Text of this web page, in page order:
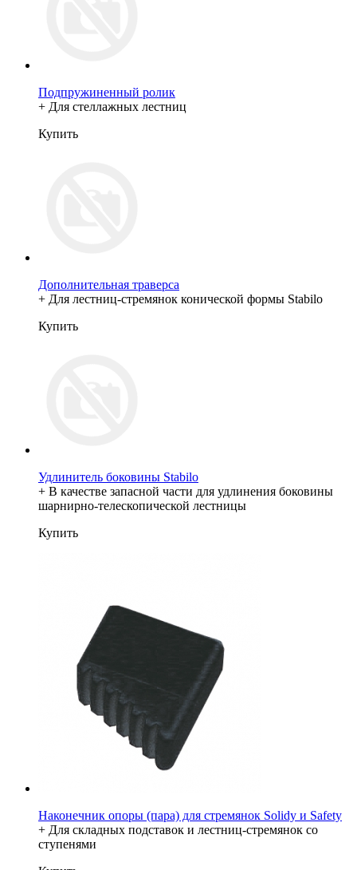
Подпружиненный ролик
+ Для стеллажных лестниц
Купить
Дополнительная траверса
+ Для лестниц-стремянок конической формы Stabilo
Купить
Удлинитель боковины Stabilo
+ В качестве запасной части для удлинения боковины
шарнирно-телескопической лестницы
Купить
Наконечник опоры (пара) для стремянок Solidy и Safety
+ Для складных подставок и лестниц-стремянок со
ступенями